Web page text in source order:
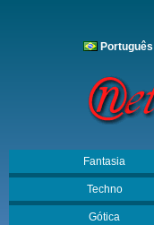
Português
Fantasia
Techno
Gótica